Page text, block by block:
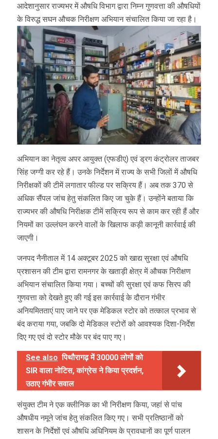
आदेशानुसार राज्यभर में औषधि विभाग द्वारा निम्न गुणवत्ता की औषधियों
के विरुद्ध सघन औचक निरीक्षण अभियान संचालित किया जा रहा है।
अभियान का नेतृत्व अपर आयुक्त (एफडीए) एवं ड्रग कंट्रोलर ताजबर
सिंह जग्गी कर रहे हैं। उनके निर्देशन में राज्य के सभी जिलों में औषधि
निरीक्षकों की टीमें लगातार फील्ड पर सक्रिय हैं। अब तक 370 से
अधिक सैंपल जांच हेतु संकलित किए जा चुके हैं। उन्होंने बताया कि
राज्यभर की औषधि निरीक्षक टीमें सक्रिय रूप से काम कर रही हैं और
नियमों का उल्लंघन करने वालों के खिलाफ कड़ी कानूनी कार्रवाई की
जाएगी।
जनपद नैनीताल में 14 अक्टूबर 2025 को खाद्य सुरक्षा एवं औषधि
प्रशासन की टीम द्वारा रामनगर के खताड़ी क्षेत्र में औचक निरीक्षण
अभियान संचालित किया गया। बच्चों की सुरक्षा एवं कफ सिरप की
गुणवत्ता को देखते हुए की गई इस कार्रवाई के दौरान गंभीर
अनियमितताएं पाए जाने पर एक मेडिकल स्टोर को तत्काल प्रभाव से
बंद कराया गया, जबकि दो मेडिकल स्टोरों को आवश्यक दिशा-निर्देश
दिए गए एवं दो स्टोर मौके पर बंद पाए गए।
See also पिथौरागढ़ में 30000 लोगों को
SIR वाला नोटिस, कांग्रेस ने किया प्रदर्शन,
उठाए गंभीर सवाल
संयुक्त टीम ने एक क्लीनिक का भी निरीक्षण किया, जहां से पांच
औषधीय नमूने जांच हेतु संकलित किए गए। सभी प्रतिष्ठानों को
शासन के निर्देशों एवं औषधि अधिनियम के प्रावधानों का पूर्ण पालन